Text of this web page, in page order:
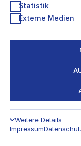
Ab 20:00
In
Lautsprache
Statistik
Externe Medien
Weitere Details
Impressum